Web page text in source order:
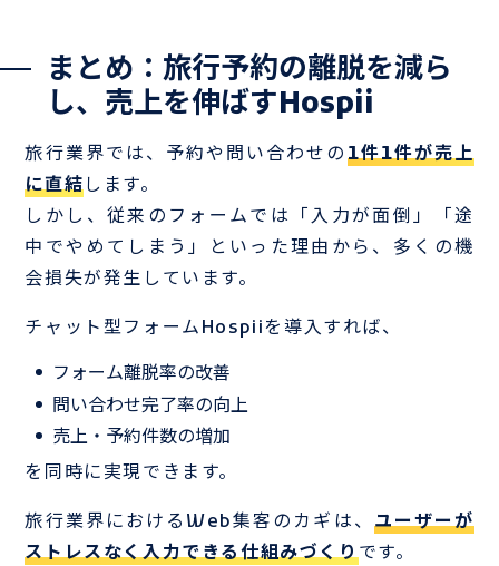
まとめ：旅行予約の離脱を減ら
し、売上を伸ばすHospii
旅行業界では、予約や問い合わせの 1件1件が売上
に直結します。
しかし、従来のフォームでは「入力が面倒」「途
中でやめてしまう」といった理由から、多くの機
会損失が発生しています。
チャット型フォームHospiiを導入すれば、
フォーム離脱率の改善
問い合わせ完了率の向上
売上・予約件数の増加
を同時に実現できます。
旅行業界におけるWeb集客のカギは、 ユーザーが
ストレスなく入力できる仕組みづくりです。